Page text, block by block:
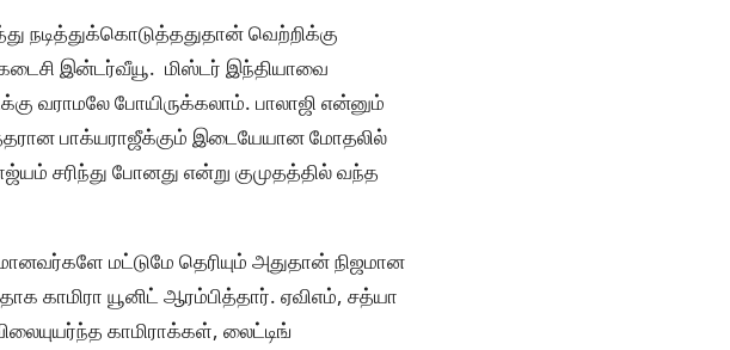
நடித்துக்கொடுத்ததுதான் வெற்றிக்கு
இன்டர்வீயூ. மிஸ்டர் இந்தியாவை
வராமலே போயிருக்கலாம். பாலாஜி என்னும்
பாக்யராஜீக்கும் இடையேயான மோதலில்
சரிந்து போனது என்று குமுதத்தில் வந்த
மட்டுமே தெரியும் அதுதான் நிஜமான
காமிரா யூனிட் ஆரம்பித்தார். ஏவிஎம், சத்யா
காமிராக்கள், லைட்டிங்